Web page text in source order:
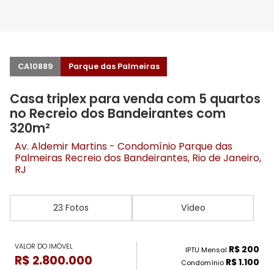
CA10889 Parque das Palmeiras
Casa triplex para venda com 5 quartos
no Recreio dos Bandeirantes com
320m²
Av. Aldemir Martins - Condomínio Parque das
Palmeiras Recreio dos Bandeirantes, Rio de Janeiro,
RJ
23 Fotos Vídeo
VALOR DO IMÓVEL
R$ 2.800.000
IPTU Mensal R$ 200
Condomínio R$ 1.100